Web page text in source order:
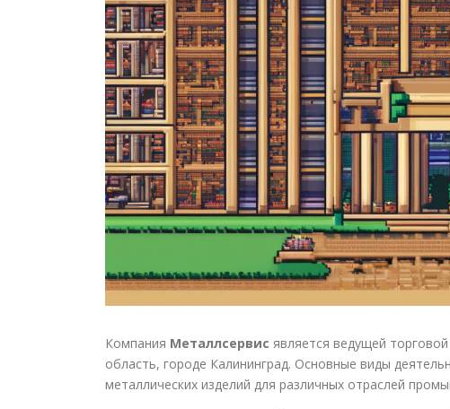
Компания Металлсервис является ведущей
область, городе Калининград. Основные виды
металлических изделий для различных отраслей